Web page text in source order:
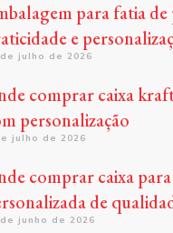
para fatia de
e
julho de 2026
comprar caixa
personalização
julho de 2026
comprar caixa
de
junho de 2026